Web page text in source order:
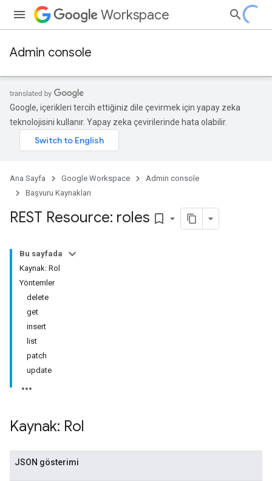
Workspace
Admin console
Google, içerikleri tercih ettiğiniz dile çevirmek için yapay zeka
teknolojisini kullanır. Yapay zeka çevirilerinde hata olabilir.
Ana Sayfa Google Workspace
Admin console
Başvuru Kaynakları
REST Resource: roles bookmark_border
Bu sayfada
Kaynak: Rol
Yöntemler
delete
get
insert
list
patch
update
Kaynak: Rol
JSON gösterimi